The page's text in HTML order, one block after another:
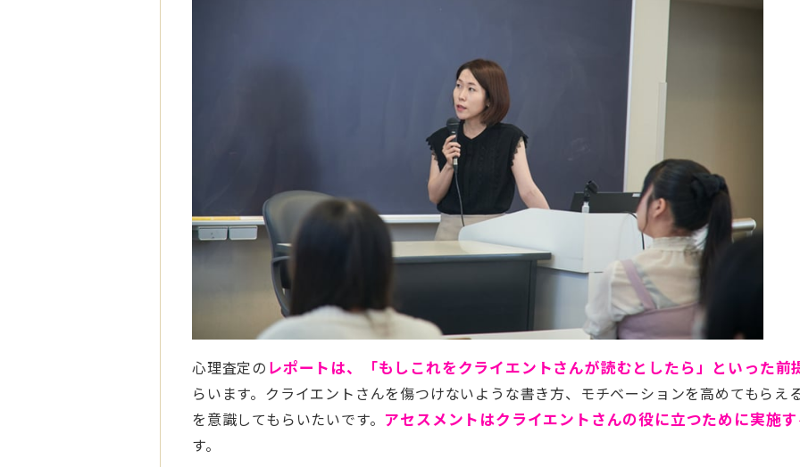
心理査定の レポートは、「もしこれをクライエントさんが読むとしたら」といった前
らいます。クライエントさんを傷つけないような書き方、モチベーションを高めてもらえ
を意識してもらいたいです。 アセスメントはクライエントさんの役に立つために実施す
す。